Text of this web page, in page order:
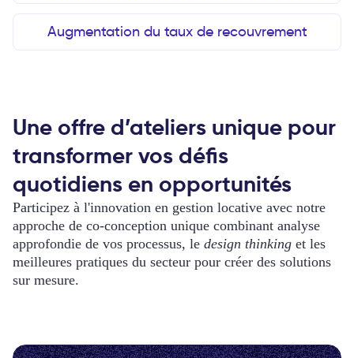
Augmentation du taux de recouvrement
Une offre d’ateliers unique pour
transformer vos défis
quotidiens en opportunités
Participez à l'innovation en gestion locative avec notre
approche de co-conception unique combinant analyse
approfondie de vos processus, le design thinking et les
meilleures pratiques du secteur pour créer des solutions
sur mesure.